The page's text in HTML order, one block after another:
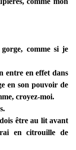
comme si je
en effet dans
en son pouvoir de
croyez-moi.
être au lit avant
en citrouille de